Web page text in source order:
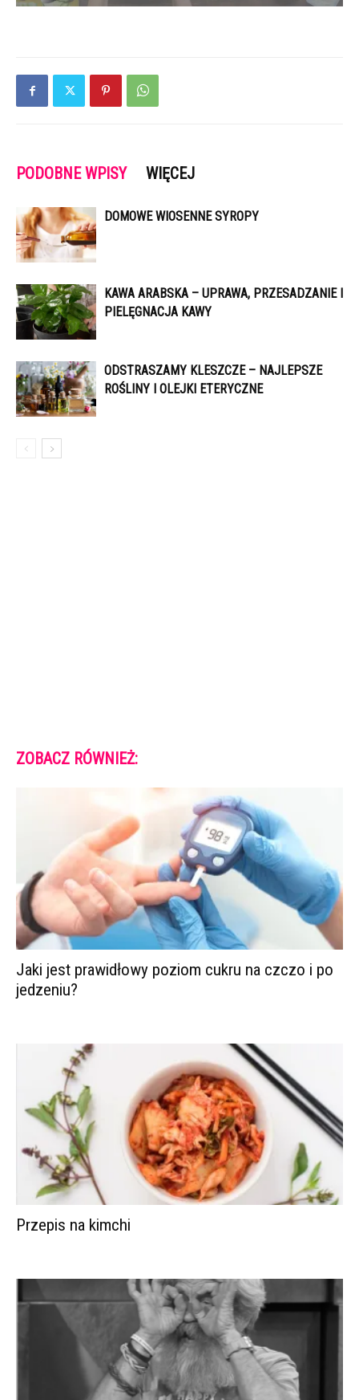
PODOBNE WPISY WIĘCEJ
DOMOWE WIOSENNE SYROPY
KAWA ARABSKA – UPRAWA, PRZESADZANIE I
PIELĘGNACJA KAWY
ODSTRASZAMY KLESZCZE – NAJLEPSZE
ROŚLINY I OLEJKI ETERYCZNE
ZOBACZ RÓWNIEŻ:
Jaki jest prawidłowy poziom cukru na czczo i po
jedzeniu?
Przepis na kimchi